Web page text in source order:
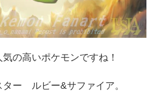
の高いポケモンですね！
ー ルビー&サファイア。